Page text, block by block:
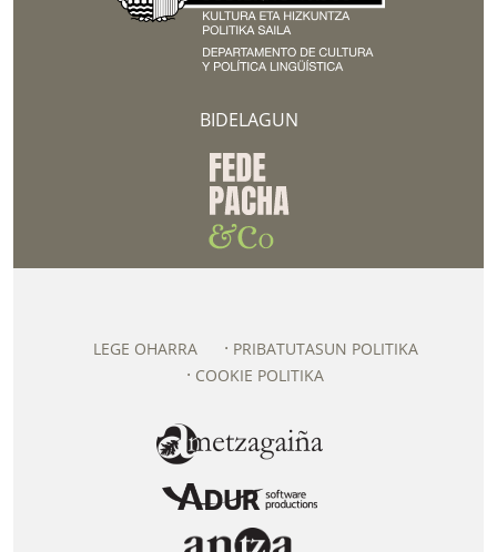
BIDELAGUN
LEGE OHARRA
PRIBATUTASUN POLITIKA
COOKIE POLITIKA